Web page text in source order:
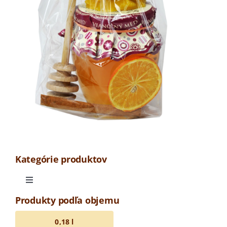
Kategórie produktov
Toggle
Navigation
Odrodová medovina
Produkty podľa objemu
0,18 l